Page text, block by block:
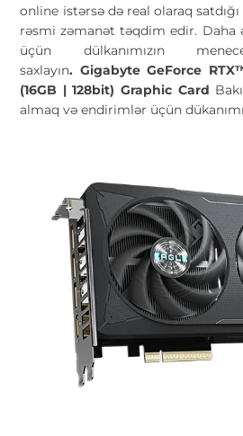
online istərsə də real olaraq
rəsmi zəmanət təqdim edir. Daha
üçün dülkanımızın
saxlayın. Gigabyte GeForce
(16GB | 128bit) Graphic Card
almaq və endirimlər üçün